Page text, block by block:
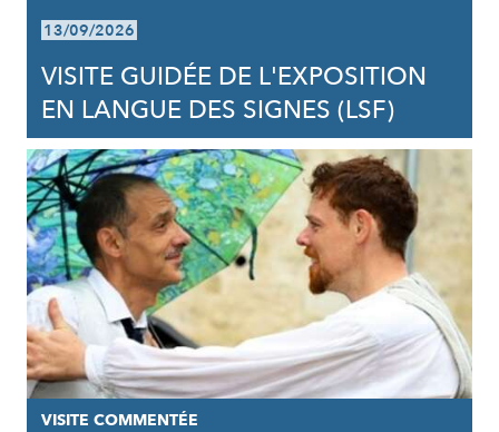
13/09/2026
VISITE GUIDÉE DE L'EXPOSITION
EN LANGUE DES SIGNES (LSF)
VISITE COMMENTÉE